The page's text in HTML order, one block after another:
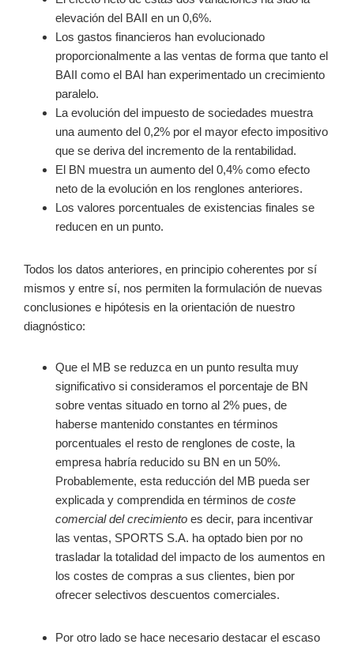
elevación del BAII en un 0,6%.
Los gastos financieros han evolucionado
proporcionalmente a las ventas de forma que tanto el
BAII como el BAI han experimentado un crecimiento
paralelo.
La evolución del impuesto de sociedades muestra
una aumento del 0,2% por el mayor efecto impositivo
que se deriva del incremento de la rentabilidad.
El BN muestra un aumento del 0,4% como efecto
neto de la evolución en los renglones anteriores.
Los valores porcentuales de existencias finales se
reducen en un punto.
Todos los datos anteriores, en principio coherentes por sí
mismos y entre sí, nos permiten la formulación de nuevas
conclusiones e hipótesis en la orientación de nuestro
diagnóstico:
Que el MB se reduzca en un punto resulta muy
significativo si consideramos el porcentaje de BN
sobre ventas situado en torno al 2% pues, de
haberse mantenido constantes en términos
porcentuales el resto de renglones de coste, la
empresa habría reducido su BN en un 50%.
Probablemente, esta reducción del MB pueda ser
explicada y comprendida en términos de coste
comercial del crecimiento es decir, para incentivar
las ventas, SPORTS S.A. ha optado bien por no
trasladar la totalidad del impacto de los aumentos en
los costes de compras a sus clientes, bien por
ofrecer selectivos descuentos comerciales.
Por otro lado se hace necesario destacar el escaso